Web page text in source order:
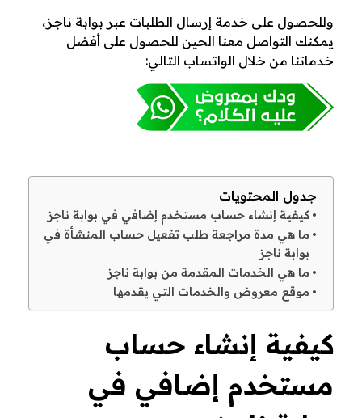
ه
م
م
م
ت
ب
و
ا
وللحصول على خدمة إرسال الطلبات عبر بوابة ناجز،
يمكنك التواصل معنا الحين للحصول على أفضل
خدماتنا من خلال الواتساب التالي:
جدول المحتويات
كيفية إنشاء حساب مستخدم إضافي في بوابة ناجز
ما هي مدة مراجعة طلب تفعيل حساب المنشأة في
بوابة ناجز
ما هي الخدمات المقدمة من بوابة ناجز
موقع معروض والخدمات التي يقدمها
كيفية إنشاء حساب
مستخدم إضافي في